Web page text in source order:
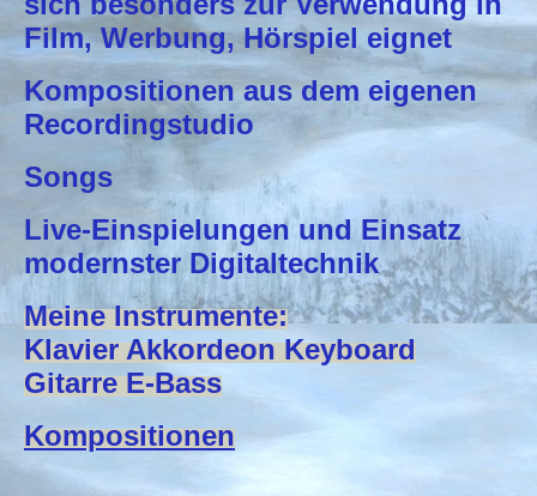
Film, Werbung, Hörspiel eignet
Kompositionen aus dem eigenen
Recordingstudio
Songs
Live-Einspielungen und Einsatz
modernster Digitaltechnik
Meine Instrumente:
Klavier Akkordeon Keyboard
Gitarre E-Bass
Kompositionen